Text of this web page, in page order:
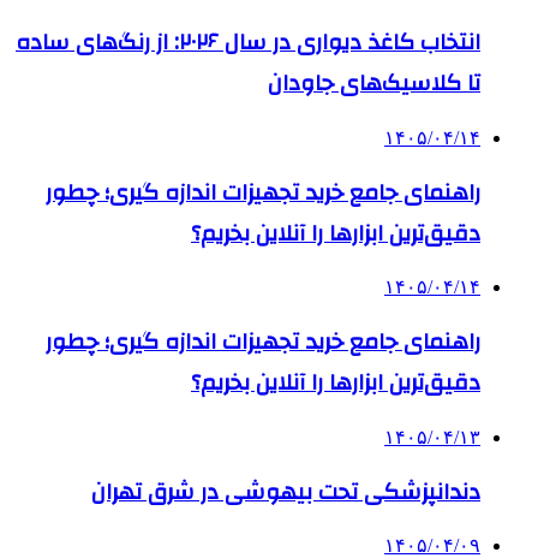
انتخاب کاغذ دیواری در سال ۲۰۲۶: از رنگ‌های ساده
تا کلاسیک‌های جاودان
۱۴۰۵/۰۴/۱۴
راهنمای جامع خرید تجهیزات اندازه گیری؛ چطور
دقیق‌ترین ابزارها را آنلاین بخریم؟
۱۴۰۵/۰۴/۱۴
راهنمای جامع خرید تجهیزات اندازه گیری؛ چطور
دقیق‌ترین ابزارها را آنلاین بخریم؟
۱۴۰۵/۰۴/۱۳
دندانپزشکی تحت بیهوشی در شرق تهران
۱۴۰۵/۰۴/۰۹